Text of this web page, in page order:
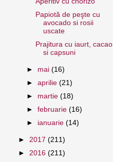
Papiotă de peşte cu
avocado si rosii
uscate
Prajitura cu iaurt, cacao
si capsuni
► mai(16)
►aprilie(21)
► martie(18)
►februarie(16)
► ianuarie(14)
► 2017 (211)
► 2016 (211)